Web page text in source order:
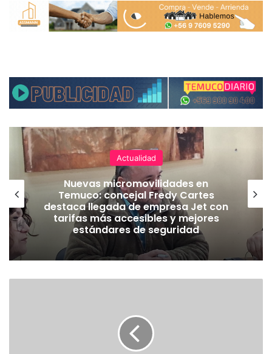
Actualidad
Nuevas micromovilidades en
Temuco: concejal Fredy Cartes
destaca llegada de empresa Jet con
tarifas más accesibles y mejores
estándares de seguridad